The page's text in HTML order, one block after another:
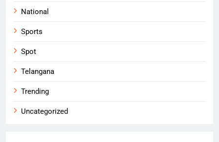
National
Sports
Spot
Telangana
Trending
Uncategorized